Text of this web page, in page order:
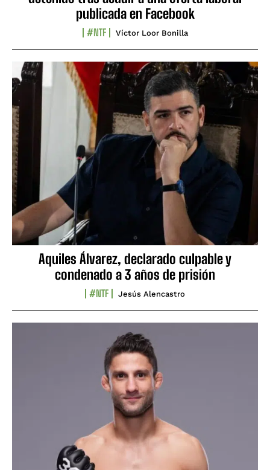
publicada en Facebook
#NTF Víctor Loor Bonilla
Aquiles Álvarez, declarado culpable y
condenado a 3 años de prisión
#NTF Jesús Alencastro